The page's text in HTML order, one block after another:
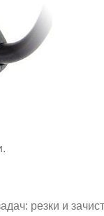
резки и